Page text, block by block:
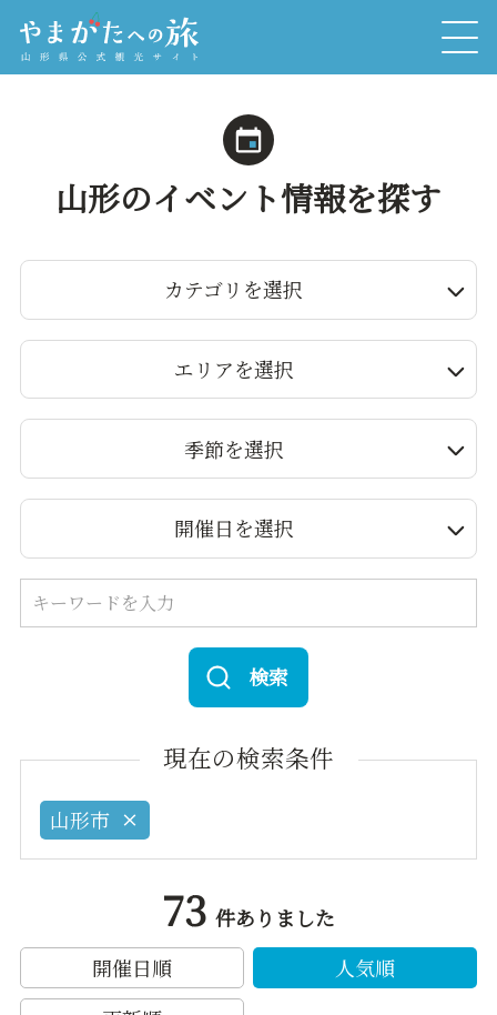
山形のイベント情報を探す
カテゴリを選択
エリアを選択
季節を選択
開催日を選択
検索
現在の検索条件
山形市
73 件ありました
開催日順
人気順